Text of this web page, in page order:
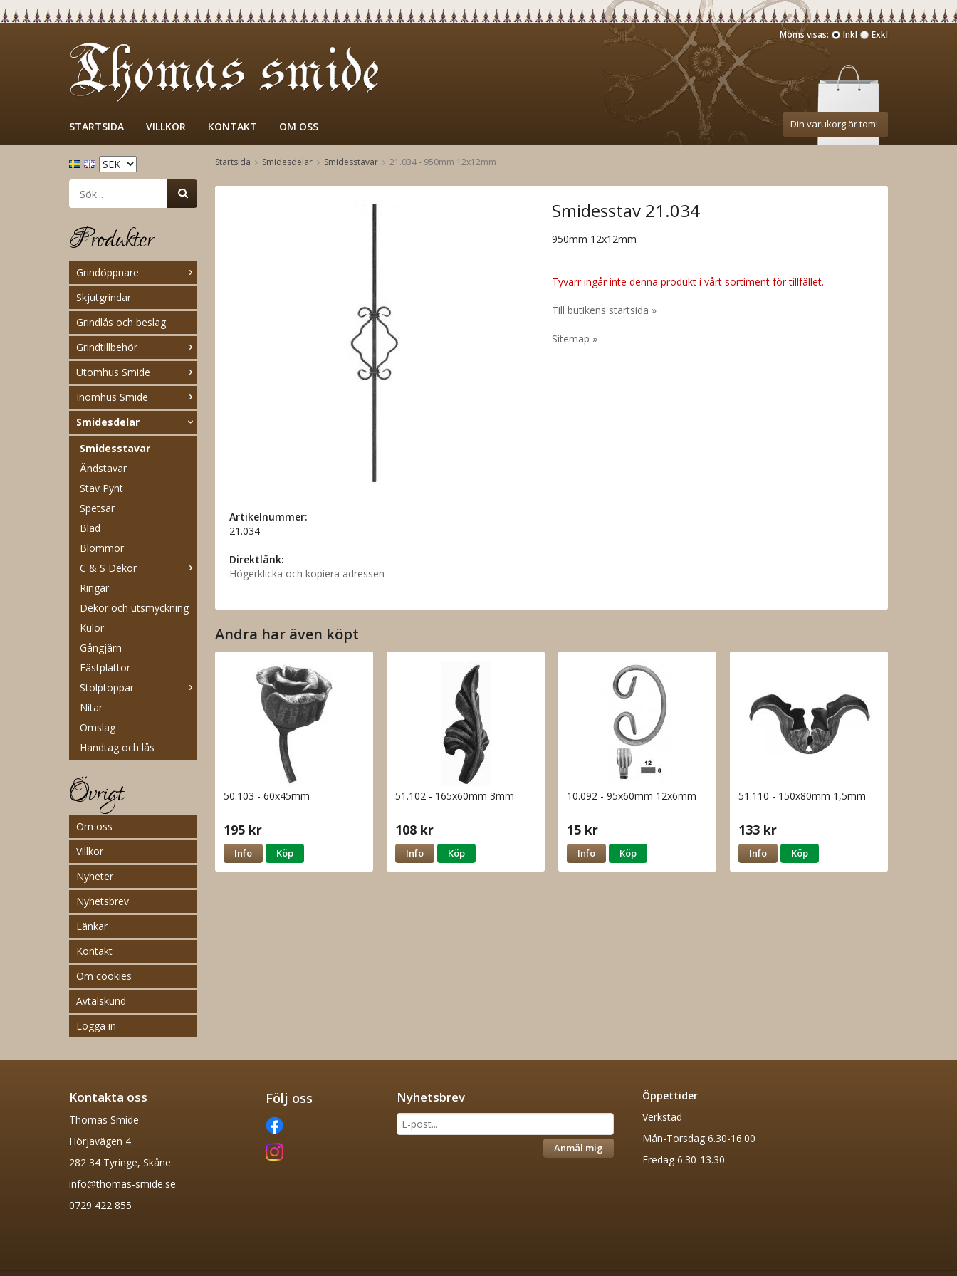
STARTSIDA VILLKOR KONTAKT OM OSS Din varukorg är tom!
Moms visas: Inkl Exkl
Produkter
Grindöppnare
Skjutgrindar
Grindlås och beslag
Grindtillbehör
Utomhus Smide
Inomhus Smide
Smidesdelar
Smidesstavar
Ändstavar
Stav Pynt
Spetsar
Blad
Blommor
C & S Dekor
Ringar
Dekor och utsmyckning
Kulor
Gångjärn
Fästplattor
Stolptoppar
Nitar
Omslag
Handtag och lås
Övrigt
Om oss
Villkor
Nyheter
Nyhetsbrev
Länkar
Kontakt
Om cookies
Avtalskund
Logga in
Startsida Smidesdelar Smidesstavar 21.034 - 950mm 12x12mm
Smidesstav 21.034
950mm 12x12mm
Tyvärr ingår inte denna produkt i vårt sortiment för tillfället.
Till butikens startsida »
Sitemap »
Artikelnummer:
21.034
Direktlänk:
Högerklicka och kopiera adressen
Andra har även köpt
50.103 - 60x45mm
195 kr
Info Köp
51.102 - 165x60mm 3mm
108 kr
Info Köp
10.092 - 95x60mm 12x6mm
15 kr
Info Köp
51.110 - 150x80mm 1,5mm
133 kr
Info Köp
Kontakta oss
Thomas Smide
Hörjavägen 4
282 34 Tyringe, Skåne
info@thomas-smide.se
0729 422 855
Följ oss Nyhetsbrev
Anmäl mig
Öppettider
Verkstad
Mån-Torsdag 6.30-16.00
Fredag 6.30-13.30